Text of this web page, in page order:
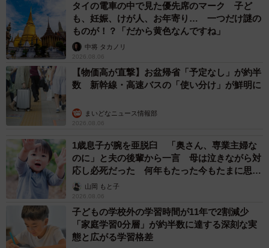
います
―このエピソードを漫画として描こうと思われたきっかけ
があれば教えてください。
日本ではあまり見かけないタイプの方だったため、カルチ
ャーギャップとして面白いと感じ、このエピソードを描き
ました。
―日本では、このような迷惑客に対して直接対抗する人は
少ないように感じますが、オーストラリアの方々はどのよ
うな人が多いと感じられますか。
正義感が強く、行動力がすごい人が多いのだと思います。
―同作を通して、オーストラリアで生活する中で改めて感
タイの電車の中で見た優先席のマーク 子ど
も、妊娠、けが人、お年寄り… 一つだけ謎の
ものが！？「だから黄色なんですね」
中将 タカノリ
2026.08.06
【物価高が直撃】お盆帰省「予定なし」が約半
数 新幹線・高速バスの「使い分け」が鮮明に
まいどなニュース情報部
2026.08.06
1歳息子が腕を亜脱臼 「奥さん、専業主婦な
のに」と夫の後輩から一言 母は泣きながら対
応し必死だった 何年もたった今もたまに思い
出し…山岡 もと子
2026.08.06
子どもの学校外の学習時間が11年で2割減少
「家庭学習0分層」が約半数に達する深刻な実
態と広がる学習格差